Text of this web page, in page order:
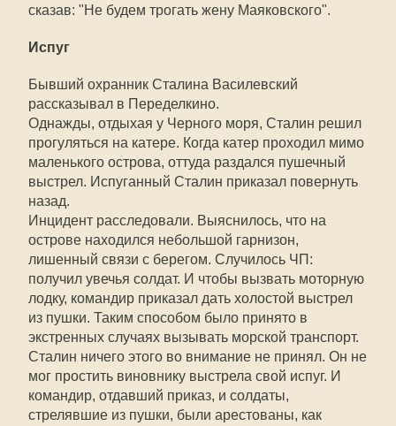
сказав: "Не будем трогать жену Маяковского".
Испуг
Бывший охранник Сталина Василевский
рассказывал в Переделкино.
Однажды, отдыхая у Черного моря, Сталин решил
прогуляться на катере. Когда катер проходил мимо
маленького острова, оттуда раздался пушечный
выстрел. Испуганный Сталин приказал повернуть
назад.
Инцидент расследовали. Выяснилось, что на
острове находился небольшой гарнизон,
лишенный связи с берегом. Случилось ЧП:
получил увечья солдат. И чтобы вызвать моторную
лодку, командир приказал дать холостой выстрел
из пушки. Таким способом было принято в
экстренных случаях вызывать морской транспорт.
Сталин ничего этого во внимание не принял. Он не
мог простить виновнику выстрела свой испуг. И
командир, отдавший приказ, и солдаты,
стрелявшие из пушки, были арестованы, как